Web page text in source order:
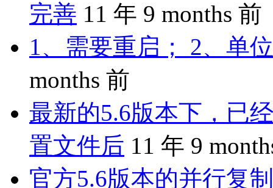
完善 11 年 9 months 前
1、需要重启； 2、单
months 前
最新的5.6版本下，已
置文件后 11 年 9
官方5.6版本的并行复